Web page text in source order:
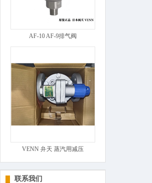
AF-10 AF-9排气阀
VENN 弁天 蒸汽用减压
联系我们